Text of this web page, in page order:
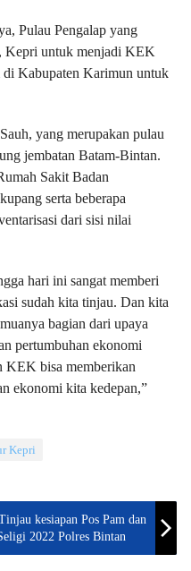
Pulau Pengalap yang
Kepri untuk menjadi KEK
Kabupaten Karimun untuk
yang merupakan pulau
jembatan Batam-Bintan.
Sakit Badan
serta beberapa
dari sisi nilai
hari ini sangat memberi
sudah kita tinjau. Dan kita
bagian dari upaya
pertumbuhan ekonomi
KEK bisa memberikan
ekonomi kita kedepan,”
Kepri
kesiapan Pos Pam dan
2022 Polres Bintan